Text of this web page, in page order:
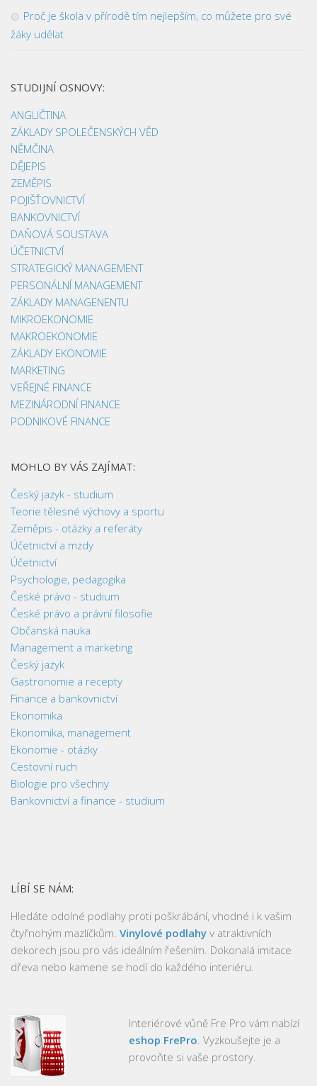
Proč je škola v přírodě tím nejlepším, co můžete pro své
žáky udělat
STUDIJNÍ OSNOVY:
ANGLIČTINA
ZÁKLADY SPOLEČENSKÝCH VĚD
NĚMČINA
DĚJEPIS
ZEMĚPIS
POJIŠŤOVNICTVÍ
BANKOVNICTVÍ
DAŇOVÁ SOUSTAVA
ÚČETNICTVÍ
STRATEGICKÝ MANAGEMENT
PERSONÁLNÍ MANAGEMENT
ZÁKLADY MANAGENENTU
MIKROEKONOMIE
MAKROEKONOMIE
ZÁKLADY EKONOMIE
MARKETING
VEŘEJNÉ FINANCE
MEZINÁRODNÍ FINANCE
PODNIKOVÉ FINANCE
MOHLO BY VÁS ZAJÍMAT:
Český jazyk - studium
Teorie tělesné výchovy a sportu
Zeměpis - otázky a referáty
Účetnictví a mzdy
Účetnictví
Psychologie, pedagogika
České právo - studium
České právo a právní filosofie
Občanská nauka
Management a marketing
Český jazyk
Gastronomie a recepty
Finance a bankovnictví
Ekonomika
Ekonomika, management
Ekonomie - otázky
Cestovní ruch
Biologie pro všechny
Bankovnictví a finance - studium
LÍBÍ SE NÁM:
Hledáte odolné podlahy proti poškrábání, vhodné i k vašim
čtyřnohým mazlíčkům. Vinylové podlahy v atraktivních
dekorech jsou pro vás ideálním řešením. Dokonalá imitace
dřeva nebo kamene se hodí do každého interiéru.
Interiérové vůně Fre Pro vám nabízí
eshop FrePro . Vyzkoušejte je a
provoňte si vaše prostory.